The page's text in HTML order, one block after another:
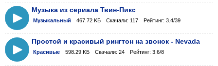
Музыка из сериала Твин-Пикс
Музыкальный 467.72 KБ Скачали: 117 Рейтинг: 3.4/39
Простой и красивый рингтон на звонок - Nevada
Красивые 598.29 KБ Скачали: 24 Рейтинг: 3.6/8